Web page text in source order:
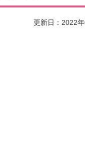
更新日：2022